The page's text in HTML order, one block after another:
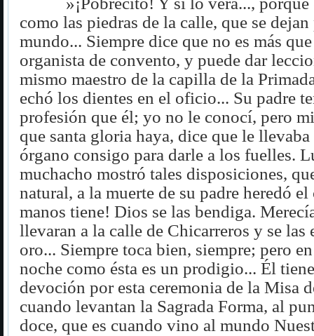
como las piedras de la calle, que se
mundo... Siempre dice que no es más
organista de convento, y puede dar
mismo maestro de la capilla de la
echó los dientes en el oficio... Su padre
profesión que él; yo no le conocí, pero
que santa gloria haya, dice que le
órgano consigo para darle a los fuelles.
muchacho mostró tales disposiciones,
natural, a la muerte de su padre heredó el
manos tiene! Dios se las bendiga.
llevaran a la calle de Chicarreros y se las
oro... Siempre toca bien, siempre; pero
noche como ésta es un prodigio... Él
devoción por esta ceremonia de la Misa
cuando levantan la Sagrada Forma, al
doce, que es cuando vino al mundo